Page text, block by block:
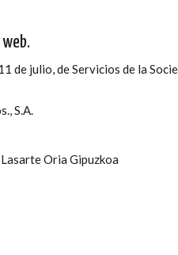
de julio, de Servicios de la
S.A.
Oria Gipuzkoa